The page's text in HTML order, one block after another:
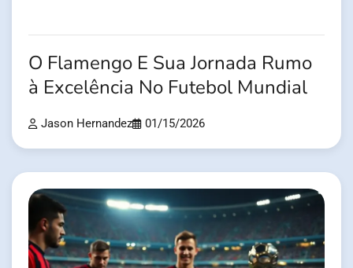
O Flamengo E Sua Jornada Rumo
à Excelência No Futebol Mundial
Jason Hernandez 01/15/2026